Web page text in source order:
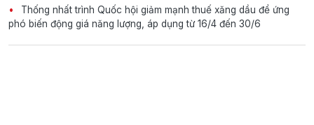
Thống nhất trình Quốc hội giảm mạnh thuế xăng dầu để ứng
phó biến động giá năng lượng, áp dụng từ 16/4 đến 30/6